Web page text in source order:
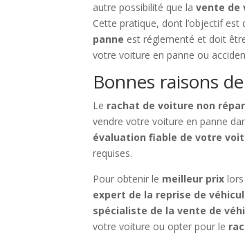
autre possibilité que lavente de
Cette pratique, dont l’objectif est
panne est réglementé et doit
votre voiture en panne ou
Bonnes raisons
Le rachat de voiture non
vendre votre voiture en panne
évaluation fiable de votre
requises.
Pour obtenir le meilleur prix
expert de la reprise de
spécialiste de la vente de
votre voiture ou opter pour le